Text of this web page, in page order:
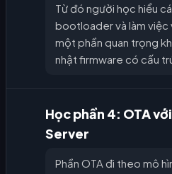
Từ đó người học hiểu
bootloader và làm việc
một phần quan trọng
nhật firmware có cấu
Học phần 4: OTA
Server
Phần OTA đi theo mô